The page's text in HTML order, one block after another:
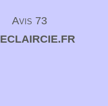
Avis 73
ECLAIRCIE.FR